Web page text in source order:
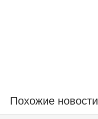
Похожие новости